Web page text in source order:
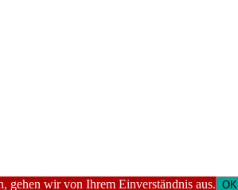
gehen wir von Ihrem Einverständnis aus. OK